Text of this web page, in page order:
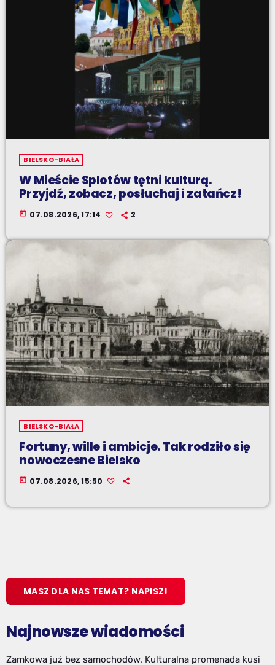
BIELSKO-BIAŁA
W Mieście Splotów tętni kulturą.
Przyjdź, zobacz, posłuchaj i zatańcz!
today 07.08.2026, 17:14 2
BIELSKO-BIAŁA
Fortuny, wille i ambicje. Tak rodziło się
nowoczesne Bielsko
today 07.08.2026, 15:50
MASZ DLA NAS TEMAT? NAPISZ!
Najnowsze wiadomości
Zamkowa już bez samochodów. Kulturalna promenada kusi